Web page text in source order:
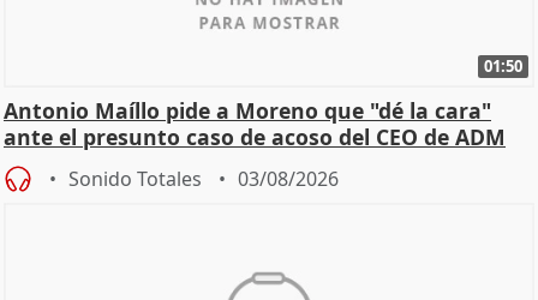
01:50
Antonio Maíllo pide a Moreno que "dé la cara"
ante el presunto caso de acoso del CEO de ADM
Sonido Totales 03/08/2026